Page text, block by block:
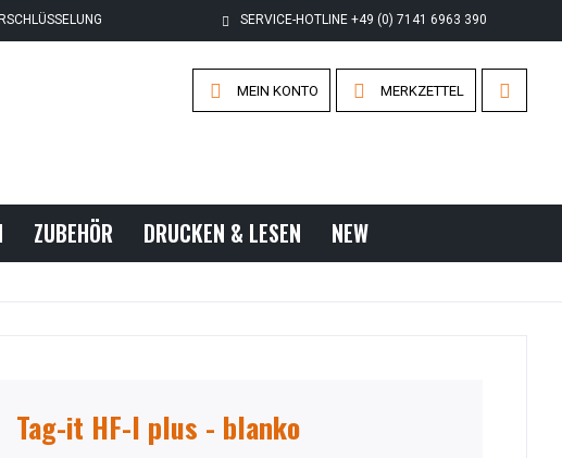
SERVICE-HOTLINE +49 (0) 7141 6963 390
MERKZETTEL
MEIN KONTO
ZUBEHÖR DRUCKEN & LESEN NEW
Tag-it HF-I plus - blanko